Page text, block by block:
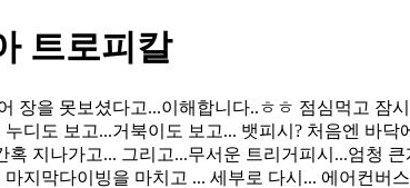
트로피칼
을 못보셨다고...이해합니다..ㅎㅎ 점심먹고 잠
디도 보고...거북이도 보고... 뱃피시? 처음엔 바닥
지나가고... 그리고...무서운 트리거피시...엄청
지막다이빙을 마치고 ... 세부로 다시... 에어컨버